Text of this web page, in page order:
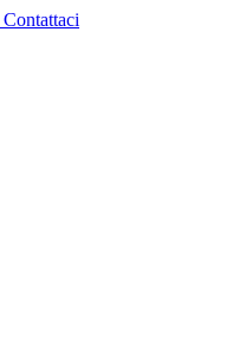
Contattaci